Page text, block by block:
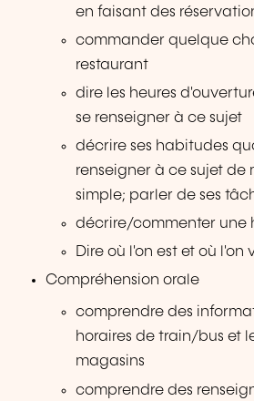
en faisant des
commander quelque
restaurant
dire les heures
se renseigner à ce sujet
décrire ses habitudes
renseigner à ce sujet de
simple; parler de ses
décrire/commenter une
Dire où l'on est et où l'on
Compréhension orale
comprendre des
horaires de train/bus et
magasins
comprendre des